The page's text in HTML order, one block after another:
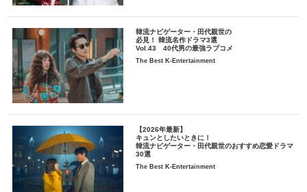
韓流ナビゲーター・田代親世の
必見！ 韓流名作ドラマ3選
Vol.43 40代男の最強ラブコメ
The Best K-Entertainment
【2026年最新】
キュンとしたいときに！
韓流ナビゲーター・田代親世のおすすめ恋愛ドラマ
30選
The Best K-Entertainment